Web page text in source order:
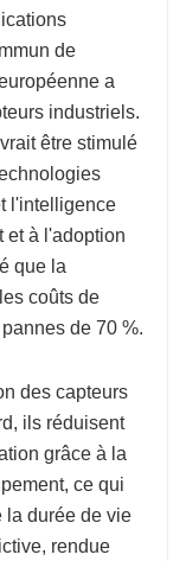
de
a
industriels.
être stimulé
l'intelligence
et à l'adoption
que la
coûts de
de 70 %.
des capteurs
ils réduisent
grâce à la
ce qui
la durée de vie
rendue